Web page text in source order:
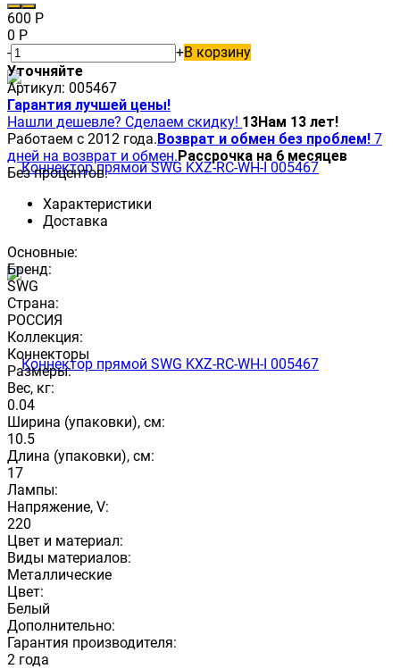
600 Р
0 Р
-
+В корзину
Уточняйте
Артикул: 005467
Гарантия лучшей цены!
Нашли дешевле? Сделаем скидку! 13Нам 13 лет!
Работаем с 2012 года.Возврат и обмен без проблем! 7
дней на возврат и обмен.Рассрочка на 6 месяцев
Без процентов.
Характеристики
Доставка
Основные:
Бренд:
SWG
Страна:
РОССИЯ
Коллекция:
Коннекторы
Размеры:
Вес, кг:
0.04
Ширина (упаковки), см:
10.5
Длина (упаковки), см:
17
Лампы:
Напряжение, V:
220
Цвет и материал:
Виды материалов:
Металлические
Цвет:
Белый
Дополнительно:
Гарантия производителя:
2 года